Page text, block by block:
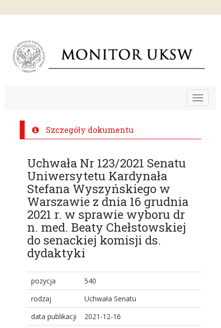
Toggle
Szczegóły dokumentu
Uchwała Nr 123/2021 Senatu
Uniwersytetu Kardynała
Stefana Wyszyńskiego w
Warszawie z dnia 16 grudnia
2021 r. w sprawie wyboru dr
n. med. Beaty Chełstowskiej
do senackiej komisji ds.
dydaktyki
pozycja
540
rodzaj
Uchwała Senatu
data publikacji
2021-12-16